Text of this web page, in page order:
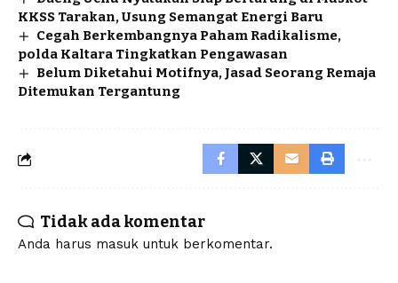
KKSS Tarakan, Usung Semangat Energi Baru
Cegah Berkembangnya Paham Radikalisme,
polda Kaltara Tingkatkan Pengawasan
Belum Diketahui Motifnya, Jasad Seorang Remaja
Ditemukan Tergantung
Tidak ada komentar
Anda harus masuk untuk berkomentar.